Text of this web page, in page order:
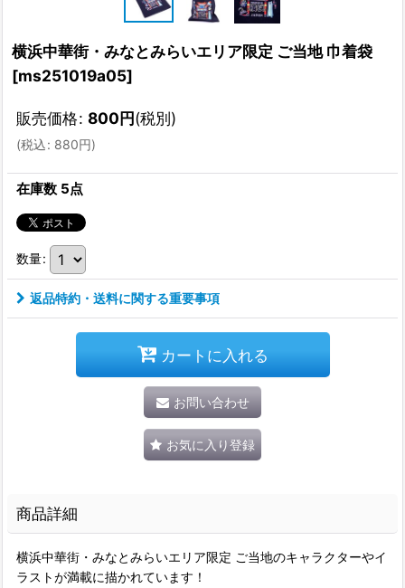
横浜中華街・みなとみらいエリア限定 ご当地 巾着袋
[ms251019a05]
販売価格: 800円(税別)
(税込: 880円)
在庫数 5点
数量:
返品特約・送料に関する重要事項
カートに入れる
お問い合わせ
お気に入り登録
商品詳細
横浜中華街・みなとみらいエリア限定 ご当地のキャラクターやイ
ラストが満載に描かれています！